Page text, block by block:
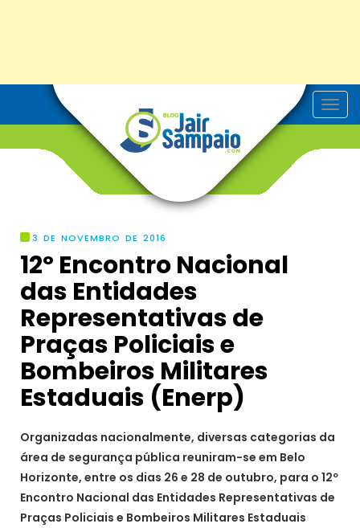
T
o
3 DE NOVEMBRO DE 2016
12º Encontro Nacional
das Entidades
Representativas de
Praças Policiais e
Bombeiros Militares
Estaduais (Enerp)
Organizadas nacionalmente, diversas categorias da
área de segurança pública reuniram-se em Belo
Horizonte, entre os dias 26 e 28 de outubro, para o 12º
Encontro Nacional das Entidades Representativas de
Praças Policiais e Bombeiros Militares Estaduais